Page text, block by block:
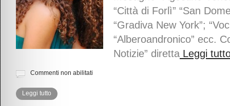
“Città di Forlì” “San
“Gradiva New York”;
“Alberoandronico” ecc.
Notizie” diretta Leggi
Commenti non abilitati
Leggi tutto